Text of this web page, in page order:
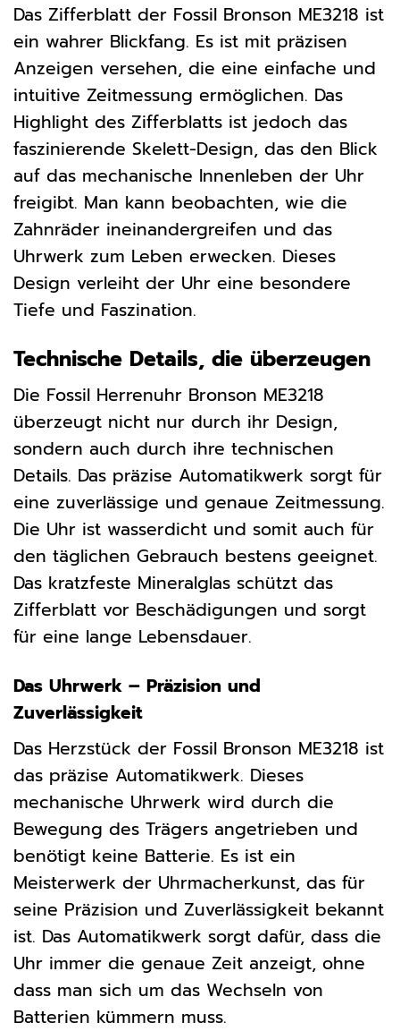
Das Zifferblatt der Fossil Bronson ME3218 ist
ein wahrer Blickfang. Es ist mit präzisen
Anzeigen versehen, die eine einfache und
intuitive Zeitmessung ermöglichen. Das
Highlight des Zifferblatts ist jedoch das
faszinierende Skelett-Design, das den Blick
auf das mechanische Innenleben der Uhr
freigibt. Man kann beobachten, wie die
Zahnräder ineinandergreifen und das
Uhrwerk zum Leben erwecken. Dieses
Design verleiht der Uhr eine besondere
Tiefe und Faszination.
Technische Details, die überzeugen
Die Fossil Herrenuhr Bronson ME3218
überzeugt nicht nur durch ihr Design,
sondern auch durch ihre technischen
Details. Das präzise Automatikwerk sorgt für
eine zuverlässige und genaue Zeitmessung.
Die Uhr ist wasserdicht und somit auch für
den täglichen Gebrauch bestens geeignet.
Das kratzfeste Mineralglas schützt das
Zifferblatt vor Beschädigungen und sorgt
für eine lange Lebensdauer.
Das Uhrwerk – Präzision und
Zuverlässigkeit
Das Herzstück der Fossil Bronson ME3218 ist
das präzise Automatikwerk. Dieses
mechanische Uhrwerk wird durch die
Bewegung des Trägers angetrieben und
benötigt keine Batterie. Es ist ein
Meisterwerk der Uhrmacherkunst, das für
seine Präzision und Zuverlässigkeit bekannt
ist. Das Automatikwerk sorgt dafür, dass die
Uhr immer die genaue Zeit anzeigt, ohne
dass man sich um das Wechseln von
Batterien kümmern muss.